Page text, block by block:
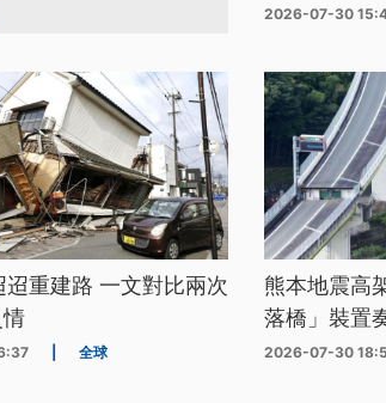
2026-07-30
重建路 一文對比兩次
全球
熊本地震高
落橋」裝置
2026-07-30